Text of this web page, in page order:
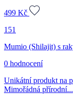
499 Kč
151
Mumio (Shilajit) s
0 hodnocení
Unikátní produkt na
Mimořádná přírodní...